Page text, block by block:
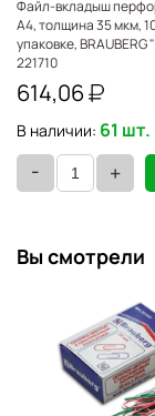
Файл-вкладыш
А4, толщина 35 мкм,
упаковке,
221710
614,06
В наличии: 61 шт.
- +
Вы смотрели